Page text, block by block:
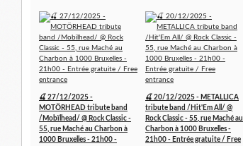
🍒 27/12/2025 -
MOTÖRHEAD tribute band
/Mobïlhead/ @ Rock Classic -
55, rue Maché au Charbon à
1000 Bruxelles - 21h00 -
🍒 20/12/2025 - METALLICA
tribute band /Hit'Em All/ @
Rock Classic - 55, rue Maché au
Charbon à 1000 Bruxelles -
21h00 - Entrée gratuite / Free